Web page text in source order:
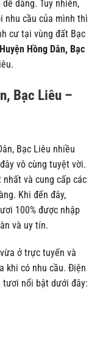
dàng. Tuy nhiên,
nhu cầu của mình thì
cư tại vùng đất Bạc
Hồng Dân, Bạc
Bạc Liêu –
Bạc Liêu nhiều
vô cùng tuyệt vời.
và cung cấp các
Khi đến đây,
100% được nhập
và uy tín.
ở trực tuyến và
khi có nhu cầu. Điện
tươi nổi bật dưới đây: